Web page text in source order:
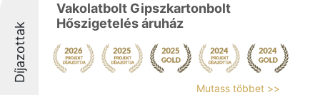
Díjazottak
Vakolatbolt Gipszkartonbolt
Hőszigetelés áruház
Mutass többet >>